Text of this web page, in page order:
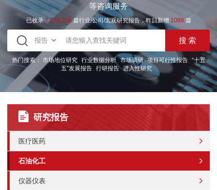
等咨询服务
已收录7.973.258篇行业/公司/宏观研究报告，昨日新增 1088 篇
热门搜索： 市场地位研究 行业数据分析 市场调研 项目可行性报告
“十五
五”发展报告 行研报告 进入性研究
研究报告
医疗医药
石油化工
仪器仪表